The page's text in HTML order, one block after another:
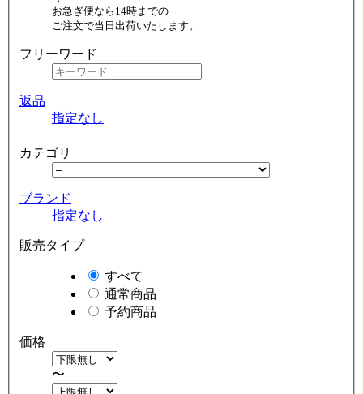
お急ぎ便なら14時までの
ご注文で当日出荷いたします。
フリーワード
返品
指定なし
カテゴリ
ブランド
指定なし
販売タイプ
すべて
通常商品
予約商品
価格
〜